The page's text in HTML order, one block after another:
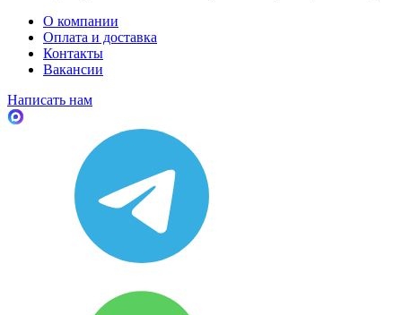
О компании
Оплата и доставка
Контакты
Вакансии
Написать нам